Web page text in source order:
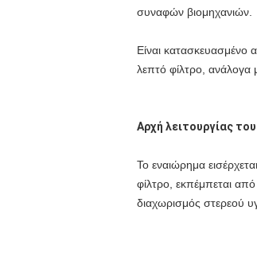
συναφών βιομηχανιών.
Είναι κατασκευασμένο
λεπτό φίλτρο, ανάλογα
Αρχή λειτουργίας
Το εναιώρημα
φίλτρο, εκπέμπεται
διαχωρισμός στερεού